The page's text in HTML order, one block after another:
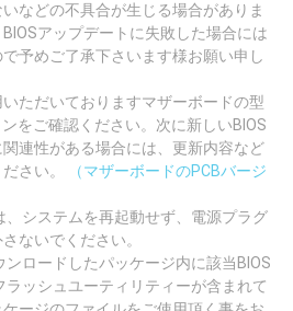
などの不具合が生じる場合がありま
アップデートに失敗した場合には
予めご了承下さいます様お願い申し
ただいておりますマザーボードの型
をご確認ください。次に新しいBIOS
連性がある場合には、更新内容など
さい。
（マザーボードのPCBバージ
、システムを再起動せず、電源プラグ
ないでください。
ンロードしたパッケージ内に該当BIOS
ラッシュユーティリティーが含まれて